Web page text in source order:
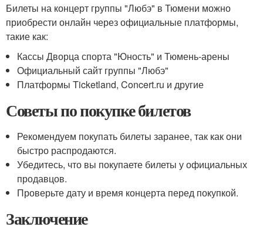
Билеты на концерт группы "Любэ" в Тюмени можно
приобрести онлайн через официальные платформы,
такие как:
Кассы Дворца спорта "Юность" и Тюмень-арены
Официальный сайт группы "Любэ"
Платформы Ticketland, Concert.ru и другие
Советы по покупке билетов
Рекомендуем покупать билеты заранее, так как они
быстро распродаются.
Убедитесь, что вы покупаете билеты у официальных
продавцов.
Проверьте дату и время концерта перед покупкой.
Заключение